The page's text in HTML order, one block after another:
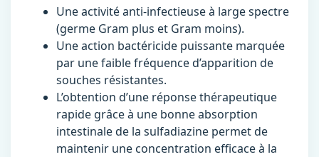
Une activité anti-infectieuse à large spectre
(germe Gram plus et Gram moins).
Une action bactéricide puissante marquée
par une faible fréquence d’apparition de
souches résistantes.
L’obtention d’une réponse thérapeutique
rapide grâce à une bonne absorption
intestinale de la sulfadiazine permet de
maintenir une concentration efficace à la